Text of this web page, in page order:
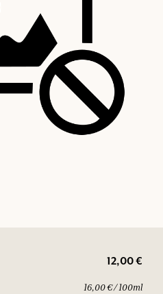
12,00 €
16,00 € / 100ml